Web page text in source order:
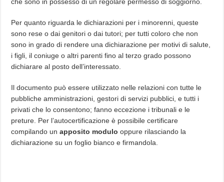
Per quanto riguarda le dichiarazioni per i minorenni, queste
sono rese o dai genitori o dai tutori; per tutti coloro che non
sono in grado di rendere una dichiarazione per motivi di salute,
i figli, il coniuge o altri parenti fino al terzo grado possono
dichiarare al posto dell’interessato.
Il documento può essere utilizzato nelle relazioni con tutte le
pubbliche amministrazioni, gestori di servizi pubblici, e tutti i
privati che lo consentono; fanno eccezione i tribunali e le
preture. Per l’autocertificazione è possibile certificare
compilando unapposito modulo oppure rilasciando la
dichiarazione su un foglio bianco e firmandola.